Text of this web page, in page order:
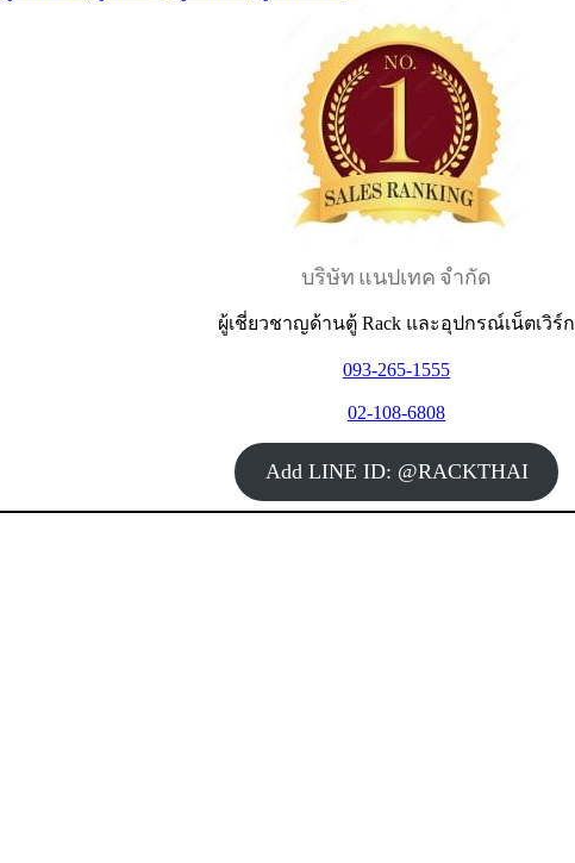
บริษัท แนปเทค จำกัด
ผู้เชี่ยวชาญด้านตู้ Rack และอุปกรณ์เน็ตเวิร์ก
093-265-1555
02-108-6808
Add LINE ID: @RACKTHAI